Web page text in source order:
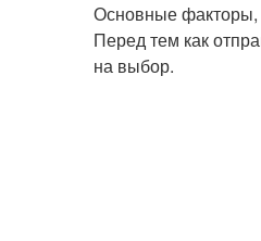
Основные факторы,
Перед тем как
на выбор.